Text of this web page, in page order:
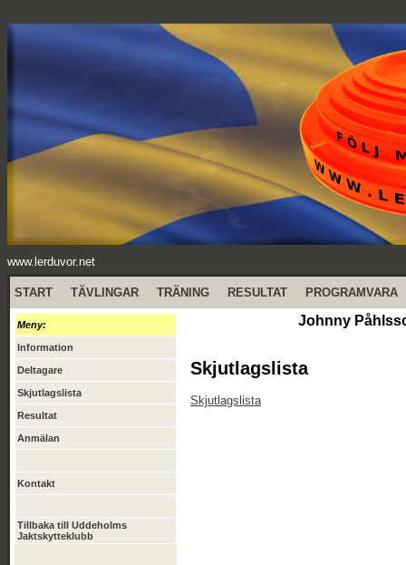
www.lerduvor.net
START TÄVLINGAR TRÄNING RESULTAT PROGRAMVARA
Meny:
Information
Deltagare
Skjutlagslista
Resultat
Anmälan
Kontakt
Tillbaka till Uddeholms
Jaktskytteklubb
Johnny
Skjutlagslista
Skjutlagslista